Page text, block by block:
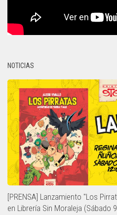
NOTICIAS
[PRENSA] Lanzamiento "Los
en Librería Sin Moraleja (Sábado